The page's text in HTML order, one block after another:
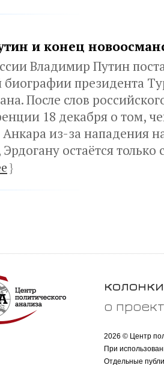
и конец
Владимир Путин
биографии президента
После слов
18 декабря о том,
из-за нападения
остаётся только
}
колонки
о
2026 © Центр
При
Отдельные